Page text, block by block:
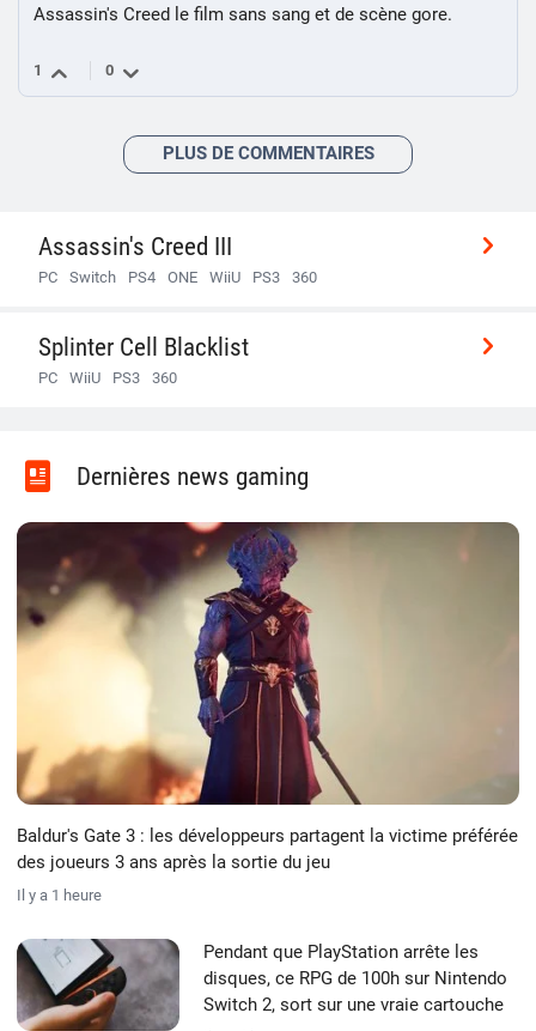
Assassin's Creed le film sans sang et de scène gore.
1 0
PLUS DE COMMENTAIRES
Assassin's Creed III
PC Switch PS4 ONE WiiU PS3 360
Actus
Tests
Soluces
Splinter Cell Blacklist
PC WiiU PS3 360
Tests
Soluces
Forum
Dernières news gaming
Baldur's Gate 3 : les développeurs partagent la victime préférée
des joueurs 3 ans après la sortie du jeu
Il y a 1 heure
Pendant que PlayStation arrête les
disques, ce RPG de 100h sur Nintendo
Switch 2, sort sur une vraie cartouche